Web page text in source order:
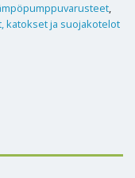
,
katokset ja suojakotelot